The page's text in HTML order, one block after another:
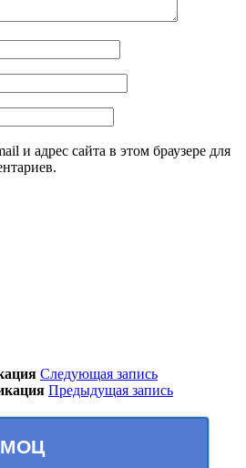
и адрес сайта в этом браузере для
Следующая запись
Предыдущая запись
МОЦ